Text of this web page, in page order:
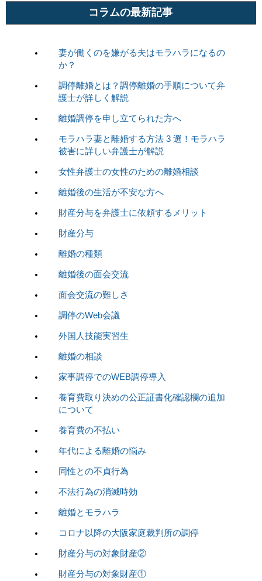
コラムの最新記事
妻が働くのを嫌がる夫はモラハラになるの
か？
調停離婚とは？調停離婚の手順について弁
護士が詳しく解説
離婚調停を申し立てられた方へ
モラハラ妻と離婚する方法 3 選！モラハラ
被害に詳しい弁護士が解説
女性弁護士の女性のための離婚相談
離婚後の生活が不安な方へ
財産分与を弁護士に依頼するメリット
財産分与
離婚の種類
離婚後の面会交流
面会交流の難しさ
調停のWeb会議
外国人技能実習生
離婚の相談
家事調停でのWEB調停導入
養育費取り決めの公正証書化確認欄の追加
について
養育費の不払い
年代による離婚の悩み
同性との不貞行為
不法行為の消滅時効
離婚とモラハラ
コロナ以降の大阪家庭裁判所の調停
財産分与の対象財産②
財産分与の対象財産①